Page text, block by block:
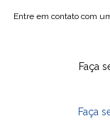
Entre em contato com
Faça
Faça